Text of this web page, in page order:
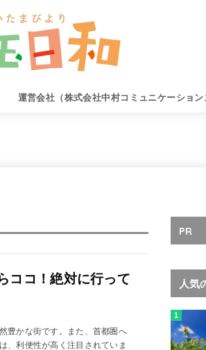
運営会社（株式会社中村コミュニケーション
ココ！絶対に行って
豊かな街です。また、首都圏へ
、利便性が高く注目されていま
PR
人気